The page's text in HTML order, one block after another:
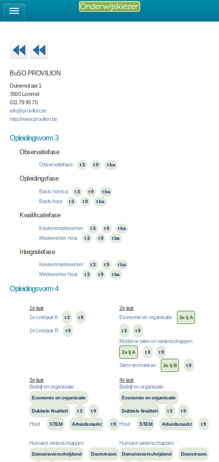
BuSO PROVILION
Duinenstraat 1
3920 Lommel
011 79 93 70
info@provilion.be
http://www.provilion.be
Opleidingsvorm 3
Observatiefase
Observatiefase t 3 t 9 t ba
Opleidingsfase
Basis horeca t 3 t 9 t ba
Basis hout t 3 t 9 t ba
Kwalificatiefase
Keukenmedewerker t 3 t 9 t ba
Medewerker hout t 3 t 9 t ba
Integratiefase
Keukenmedewerker t 3 t 9 t ba
Medewerker hout t 3 t 9 t ba
Opleidingsvorm 4
1e jaar
2e jaar
1e Leerjaar A
t 3 t 9
1e Leerjaar B t 9
Economie en organisatie 2e lj A
t 3 t 9
Moderne talen en wetenschappen
2e lj A t 3 t 9
Stem-technieken 2e lj B t 9
3e jaar
4e jaar
Bedrijf en organisatie
Economie en organisatie
Dubbele finaliteit t 3 t 9
Hout STEM Arbeidsmarkt t 9
Humane wetenschappen
Domeinoverschrijdend Doorstroom
Bedrijf en organisatie
Economie en organisatie
Dubbele finaliteit t 3 t 9
Hout STEM Arbeidsmarkt t 9
Humane wetenschappen
Domeinoverschrijdend Doorstroom